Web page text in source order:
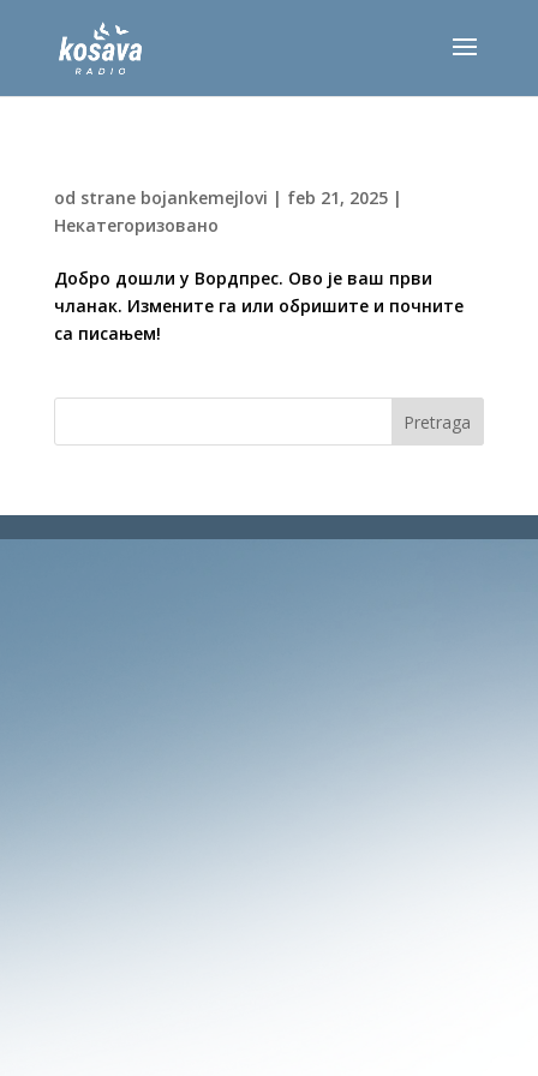
od strane bojankemejlovi | feb 21, 2025|
Некатегоризовано
Добро дошли у Вордпрес. Ово је ваш први
чланак. Измените га или обришите и почните
са писањем!
Pretraga